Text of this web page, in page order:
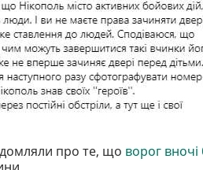
про те, що ворог вночі